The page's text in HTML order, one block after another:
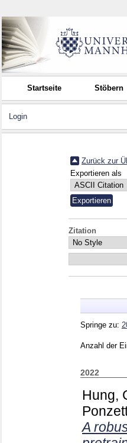
Startseite Stöbern
Login
Zurück zur
Exportieren als
Zitation
Springe zu:
Anzahl der
2022
Hung,
A